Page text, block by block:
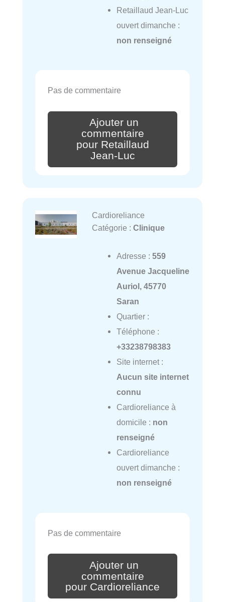
Retaillaud Jean-Luc
ouvert dimanche :
non renseigné
Pas de commentaire
Ajouter un
commentaire
pour Retaillaud
Jean-Luc
Cardioreliance
Catégorie : Clinique
Adresse : 559
Avenue Jacqueline
Auriol, 45770
Saran
Quartier :
Téléphone :
+33238798383
Site internet :
Aucun site internet
connu
Cardioreliance à
domicile : non
renseigné
Cardioreliance
ouvert dimanche :
non renseigné
Pas de commentaire
Ajouter un
commentaire
pour Cardioreliance